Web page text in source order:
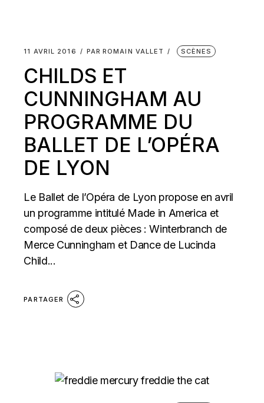
11 AVRIL 2016 PAR ROMAIN VALLET SCÈNES
CHILDS ET
CUNNINGHAM AU
PROGRAMME DU
BALLET DE L’OPÉRA
DE LYON
Le Ballet de l’Opéra de Lyon propose en avril
un programme intitulé Made in America et
composé de deux pièces : Winterbranch de
Merce Cunningham et Dance de Lucinda
Child...
PARTAGER